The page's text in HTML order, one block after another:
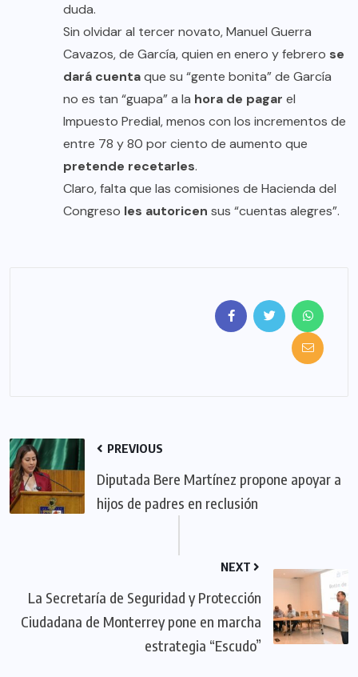
duda.
Sin olvidar al tercer novato, Manuel Guerra
Cavazos, de García, quien en enero y febrero se
dará cuentaque su “gente bonita” de García
no es tan “guapa” a la hora de pagar el
Impuesto Predial, menos con los incrementos de
entre 78 y 80 por ciento de aumento que
pretende recetarles.
Claro, falta que las comisiones de Hacienda del
Congreso les autoricen sus “cuentas alegres”.
PREVIOUS
Diputada Bere Martínez propone apoyar a
hijos de padres en reclusión
NEXT
La Secretaría de Seguridad y Protección
Ciudadana de Monterrey pone en marcha
estrategia “Escudo”